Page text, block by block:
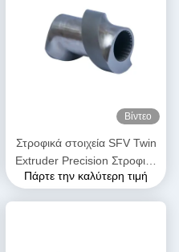
Βίντεο
Στροφικά στοιχεία SFV Twin
Extruder Precision Στροφικά
στοιχεία για πλαστικό
Πάρτε την καλύτερη τιμή